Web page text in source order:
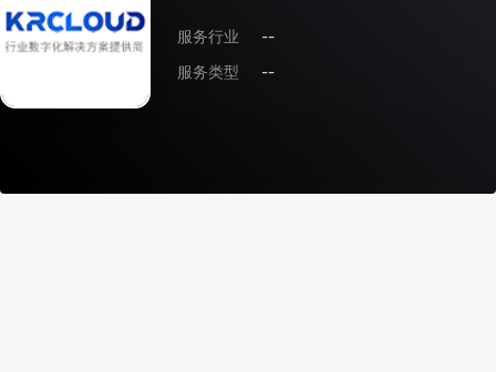
服务行业
--
服务类型
--